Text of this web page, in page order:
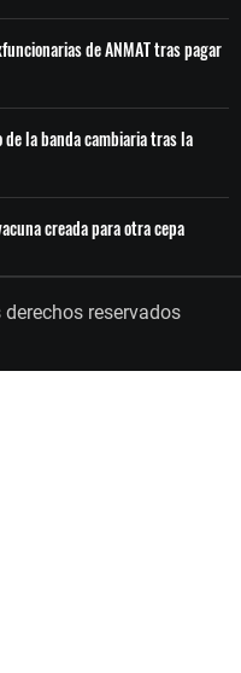
de ANMAT tras pagar
la banda cambiaria tras la
creada para otra cepa
reservados